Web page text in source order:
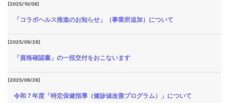
[2025/10/08]
「コラボヘルス推進のお知らせ」（事業所追加）について
[2025/09/29]
「資格確認書」の一括交付をおこないます
[2025/09/26]
令和７年度「特定保健指導（健診値改善プログラム）」について